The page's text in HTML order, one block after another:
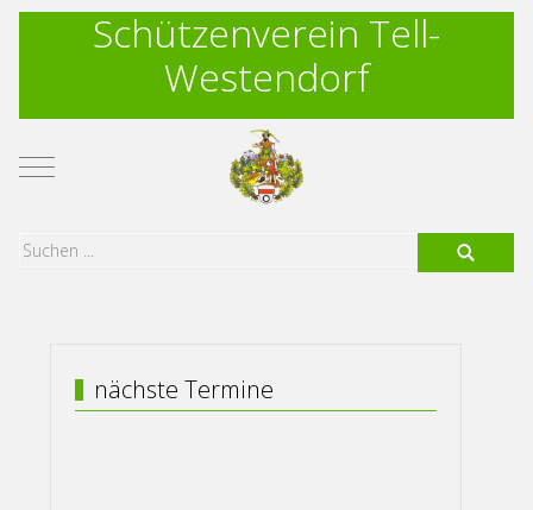
Schützenverein Tell-
Westendorf
Mobile Menu Toggle
nächste Termine